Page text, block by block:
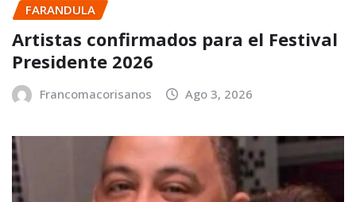
FARANDULA
Artistas confirmados para el Festival
Presidente 2026
Francomacorisanos Ago 3, 2026